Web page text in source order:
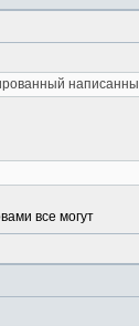
все могут